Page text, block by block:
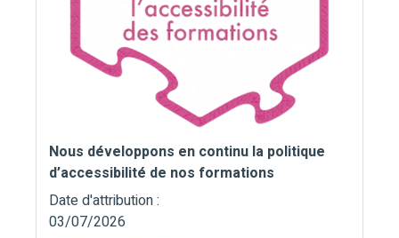
Nous développons en continu la politique
d’accessibilité de nos formations
Date d'attribution :
03/07/2026